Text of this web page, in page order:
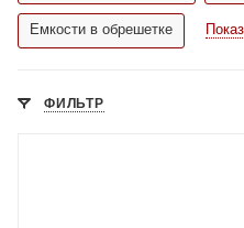
Емкости в обрешетке
ФИЛЬТР